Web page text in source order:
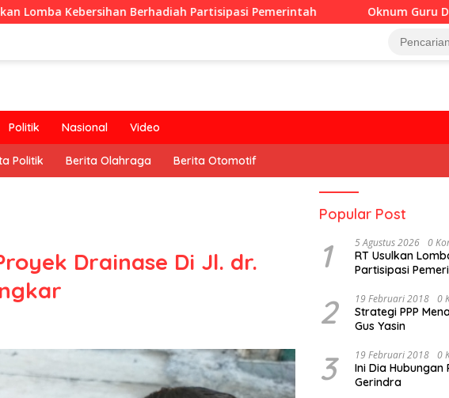
Berhadiah Partisipasi Pemerintah Oknum Guru Diduga Langgar
Politik Nasional Video
Politik Berita Olahraga Berita Otomotif
Drainase Di Jl. dr.
Popular Post
1 5 Agustus 2026 0
RT Usulkan
Partisipasi
2 19 Februari 2018 0
Strategi PPP
Gus Yasin
3 19 Februari 2018 0
Ini Dia
Gerindra